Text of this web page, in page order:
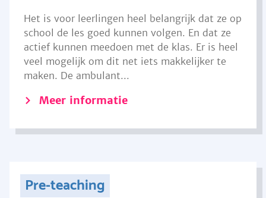
Het is voor leerlingen heel belangrijk dat ze op
school de les goed kunnen volgen. En dat ze
actief kunnen meedoen met de klas. Er is heel
veel mogelijk om dit net iets makkelijker te
maken. De ambulant...
Meer informatie
Pre-teaching